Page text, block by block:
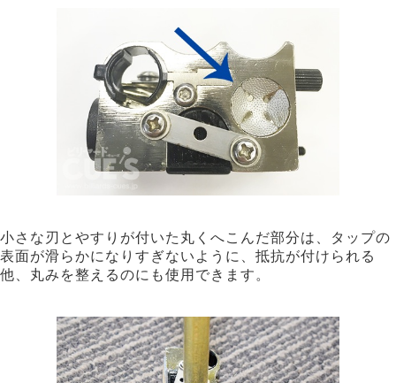
小さな刃とやすりが付いた丸くへこんだ部分は、タップの
表面が滑らかになりすぎないように、抵抗が付けられる
他、丸みを整えるのにも使用できます。